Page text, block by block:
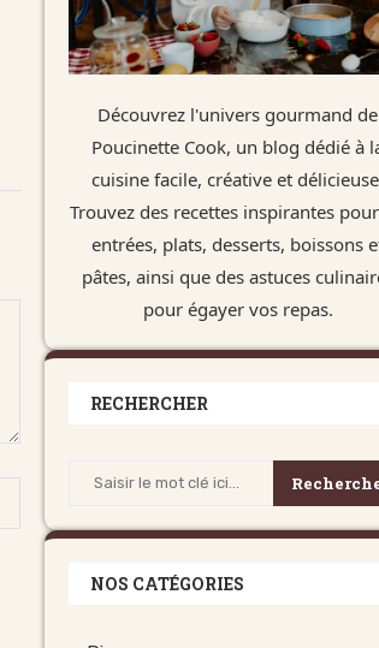
Découvrez l'univers gourmand de
Poucinette Cook, un blog dédié à
cuisine facile, créative et
Trouvez des recettes inspirantes
entrées, plats, desserts, boissons
pâtes, ainsi que des astuces
pour égayer vos repas.
RECHERCHER
NOS CATÉGORIES